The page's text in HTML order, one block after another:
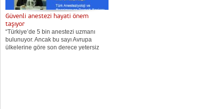
Güvenli anestezi hayati önem
taşıyor
“Türkiye’de 5 bin anestezi uzmanı
bulunuyor. Ancak bu sayı Avrupa
ülkelerine göre son derece yetersiz